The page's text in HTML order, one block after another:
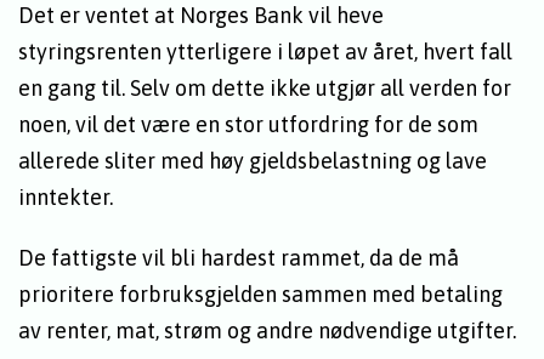
Det er ventet at Norges Bank vil heve
styringsrenten ytterligere i løpet av året, hvert fall
en gang til. Selv om dette ikke utgjør all verden for
noen, vil det være en stor utfordring for de som
allerede sliter med høy gjeldsbelastning og lave
inntekter.
De fattigste vil bli hardest rammet, da de må
prioritere forbruksgjelden sammen med betaling
av renter, mat, strøm og andre nødvendige utgifter.